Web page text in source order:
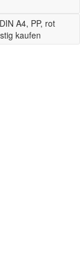
A4, PP, rot
kaufen